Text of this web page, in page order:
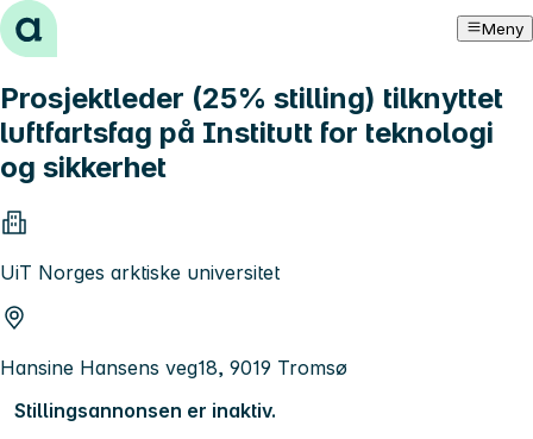
Hopp til innhold Meny
Prosjektleder (25% stilling) tilknyttet
luftfartsfag på Institutt for teknologi
og sikkerhet
UiT Norges arktiske universitet
Hansine Hansens veg18, 9019 Tromsø
Stillingsannonsen er inaktiv.